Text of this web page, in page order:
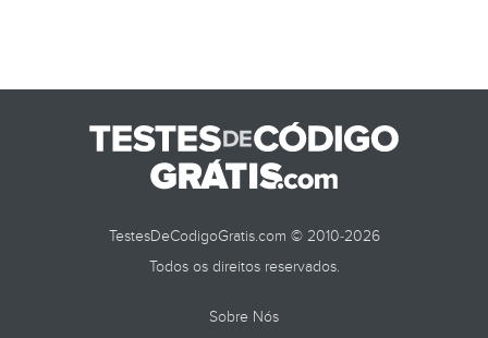
TestesDeCodigoGratis.com © 2010-2026
Todos os direitos reservados.
Sobre Nós